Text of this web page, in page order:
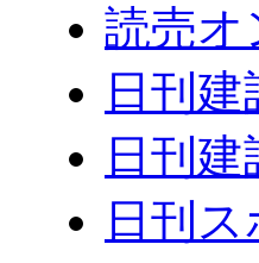
読売オ
日刊
日刊
日刊